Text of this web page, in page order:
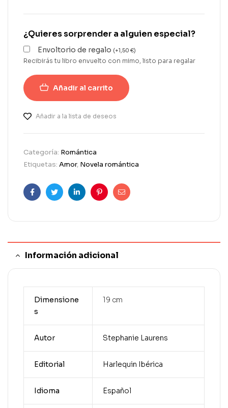
¿Quieres sorprender a alguien especial?
Envoltorio de regalo (+1,50 €)
Recibirás tu libro envuelto con mimo, listo para regalar
Añadir al carrito
Añadir a la lista de deseos
Categoría: Romántica
Etiquetas: Amor, Novela romántica
FacebookTwitterLinkedinPinterestCorreo
Información adicional
Dimensione
s
19 cm
Autor Stephanie Laurens
Editorial Harlequin Ibérica
Idioma Español